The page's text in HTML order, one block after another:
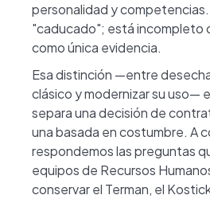
personalidad y competencias.
"caducado"; está incompleto
como única evidencia.
Esa distinción —entre
clásico y modernizar su uso—
separa una decisión de
una basada en costumbre. A
respondemos las preguntas
equipos de Recursos
conservar el Terman, el